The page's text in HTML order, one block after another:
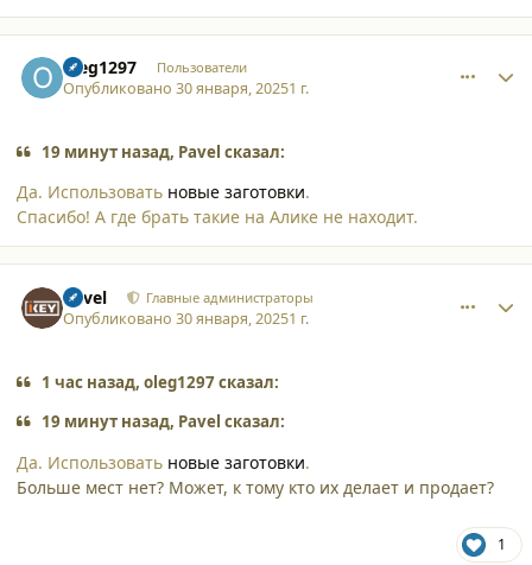
oleg1297 Пользователи
Опубликовано30 января, 20251 г.
19 минут назад, Pavel сказал:
Да. Использовать новые заготовки.
Спасибо! А где брать такие на Алике не находит.
Pavel Главные администраторы
Опубликовано30 января, 20251 г.
1 час назад, oleg1297 сказал:
19 минут назад, Pavel сказал:
Да. Использовать новые заготовки.
Больше мест нет? Может, к тому кто их делает и продает?
1